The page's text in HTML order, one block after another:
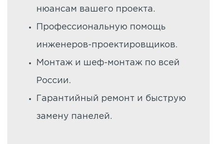
нюансам вашего проекта.
Профессиональную помощь
инженеров-проектировщиков.
Монтаж и шеф-монтаж по всей
России.
Гарантийный ремонт и быструю
замену панелей.